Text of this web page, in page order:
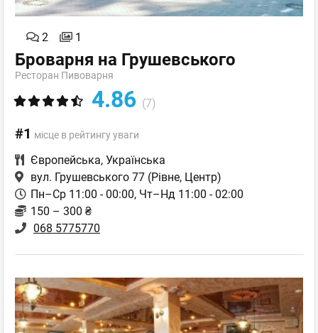
2 1
Броварня на Грушевського
Ресторан Пивоварня
4.86 (7)
#1 місце в рейтингу уваги
Європейська, Українська
вул. Грушевського 77 (Рівне, Центр)
Пн–Ср 11:00 - 00:00, Чт–Нд 11:00 - 02:00
150 – 300 ₴
068 5775770